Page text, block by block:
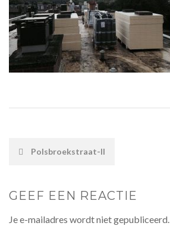
POST
Polsbroekstraat-II
GEEF EEN REACTIE
Je e-mailadres wordt niet gepubliceerd.